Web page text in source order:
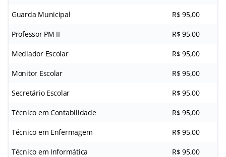
Guarda Municipal R$ 95,00
Professor PM II R$ 95,00
Mediador Escolar R$ 95,00
Monitor Escolar R$ 95,00
Secretário Escolar R$ 95,00
Técnico em Contabilidade R$ 95,00
Técnico em Enfermagem R$ 95,00
Técnico em Informática R$ 95,00